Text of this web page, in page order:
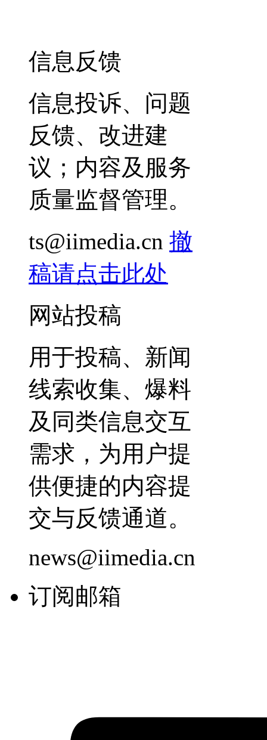
信息反馈
信息投诉、问题
反馈、改进建
议；内容及服务
质量监督管理。
ts@iimedia.cn 撤
稿请点击此处
网站投稿
用于投稿、新闻
线索收集、爆料
及同类信息交互
需求，为用户提
供便捷的内容提
交与反馈通道。
news@iimedia.cn
订阅邮箱